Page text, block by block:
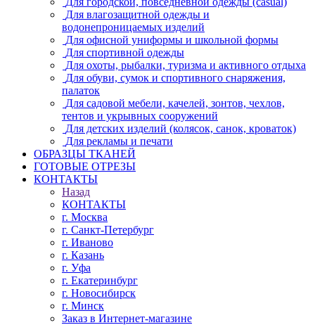
Для влагозащитной одежды и
водонепроницаемых изделий
Для офисной униформы и школьной формы
Для спортивной одежды
Для охоты, рыбалки, туризма и активного отдыха
Для обуви, сумок и спортивного снаряжения,
палаток
Для садовой мебели, качелей, зонтов, чехлов,
тентов и укрывных сооружений
Для детских изделий (колясок, санок, кроваток)
Для рекламы и печати
ОБРАЗЦЫ ТКАНЕЙ
ГОТОВЫЕ ОТРЕЗЫ
КОНТАКТЫ
Назад
КОНТАКТЫ
г. Москва
г. Санкт-Петербург
г. Иваново
г. Казань
г. Уфа
г. Екатеринбург
г. Новосибирск
г. Минск
Заказ в Интернет-магазине